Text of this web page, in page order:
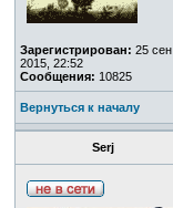
Зарегистрирован: 25 сен
2015, 22:52
Сообщения: 10825
Вернуться к началу
Serj